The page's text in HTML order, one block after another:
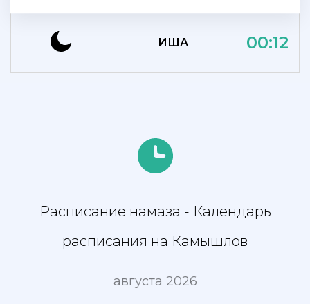
ИША 00:12
Расписание намаза - Календарь
расписания на Камышлов
августа 2026